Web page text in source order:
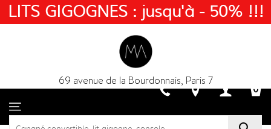
69 avenue de la Bourdonnais, Paris 7
LITS GIGOGNES : jusqu'à - 50% !!!